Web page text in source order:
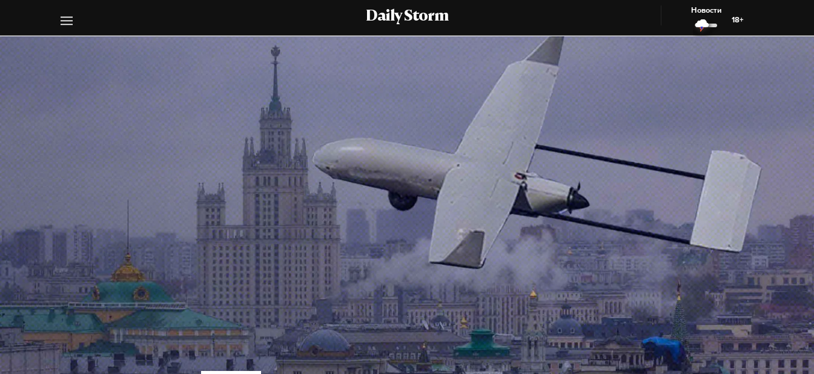
Daily Storm
Новости
18+